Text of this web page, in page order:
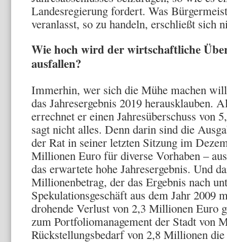
Landesregierung fordert. Was
veranlasst, so zu handeln, erschließt sich
Wie hoch wird der wirtschaftliche
ausfallen?
Immerhin, wer sich die Mühe machen
das Jahresergebnis 2019 herausklauben.
errechnet er einen Jahresüberschuss von
sagt nicht alles. Denn darin sind die
der Rat in seiner letzten Sitzung im
Millionen Euro für diverse Vorhaben –
das erwartete hohe Jahresergebnis. Und
Millionenbetrag, der das Ergebnis nach
Spekulationsgeschäft aus dem Jahr 2009
drohende Verlust von 2,3 Millionen Euro
zum Portfoliomanagement der Stadt von
Rückstellungsbedarf von 2,8 Millionen die